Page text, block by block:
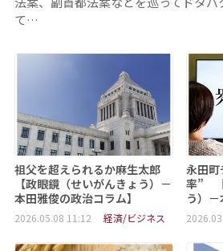
て…
祖父を超えられるか麻生太郎
【政眼鏡（せいがんきょう）－
本田雅俊の政治コラム】
2026.05.08 11:12 経済/ビジネス
永田
率” 【
う）－